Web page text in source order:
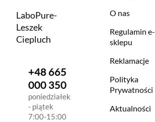
LaboPure-
Leszek
Ciepluch
+48 665
000 350
poniedziałek
- piątek
7:00-15:00
O nas
Regulamin e-
sklepu
Reklamacje
Polityka
Prywatności
Aktualności